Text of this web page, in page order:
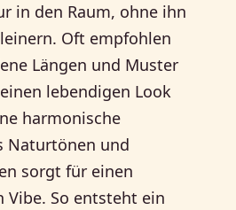
in den Raum, ohne ihn
Oft empfohlen
Längen und Muster
lebendigen Look
harmonische
Naturtönen und
sorgt für einen
Vibe. So entsteht ein